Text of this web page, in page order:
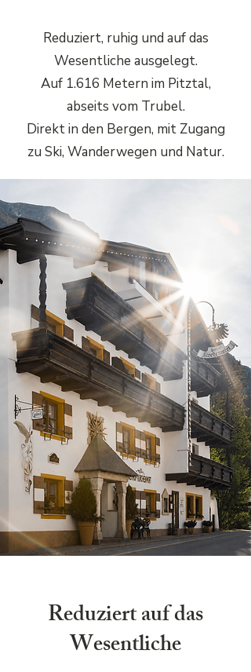
Reduziert, ruhig und auf das
Wesentliche ausgelegt.
Auf 1.616 Metern im Pitztal,
abseits vom Trubel.
Direkt in den Bergen, mit Zugang
zu Ski, Wanderwegen und Natur.
Reduziert auf das
Wesentliche